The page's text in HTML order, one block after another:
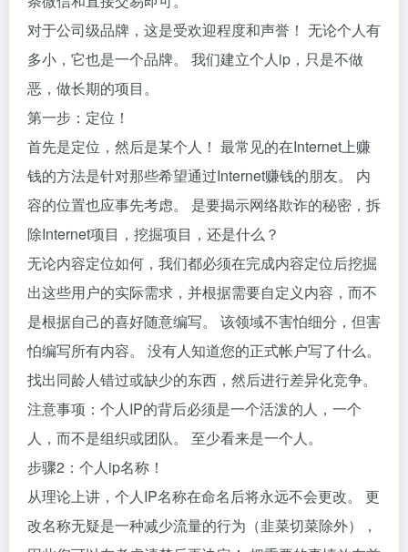
对于公司级品牌，这是受欢迎程度和声誉！ 无论个人有
多小，它也是一个品牌。 我们建立个人ip，只是不做
恶，做长期的项目。
第一步：定位！
首先是定位，然后是某个人！ 最常见的在Internet上赚
钱的方法是针对那些希望通过Internet赚钱的朋友。 内
容的位置也应事先考虑。 是要揭示网络欺诈的秘密，拆
除Internet项目，挖掘项目，还是什么？
无论内容定位如何，我们都必须在完成内容定位后挖掘
出这些用户的实际需求，并根据需要自定义内容，而不
是根据自己的喜好随意编写。 该领域不害怕细分，但害
怕编写所有内容。 没有人知道您的正式帐户写了什么。
找出同龄人错过或缺少的东西，然后进行差异化竞争。
注意事项：个人IP的背后必须是一个活泼的人，一个
人，而不是组织或团队。 至少看来是一个人。
步骤2：个人ip名称！
从理论上讲，个人IP名称在命名后将永远不会更改。 更
改名称无疑是一种减少流量的行为（韭菜切菜除外），